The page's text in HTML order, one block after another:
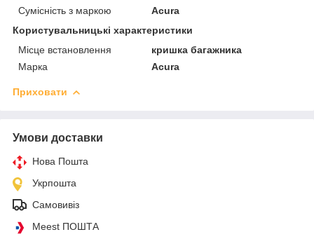
Сумісність з маркою
Acura
Користувальницькі характеристики
Місце встановлення
кришка багажника
Марка
Acura
Приховати
Умови доставки
Нова Пошта
Укрпошта
Самовивіз
Meest ПОШТА